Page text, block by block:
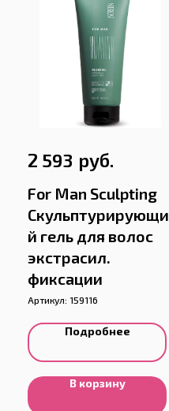
2 593 руб.
For Man Sculpting
Скульптурирующи
й гель для волос
экстрасил.
фиксации
Артикул: 159116
Подробнее
В корзину